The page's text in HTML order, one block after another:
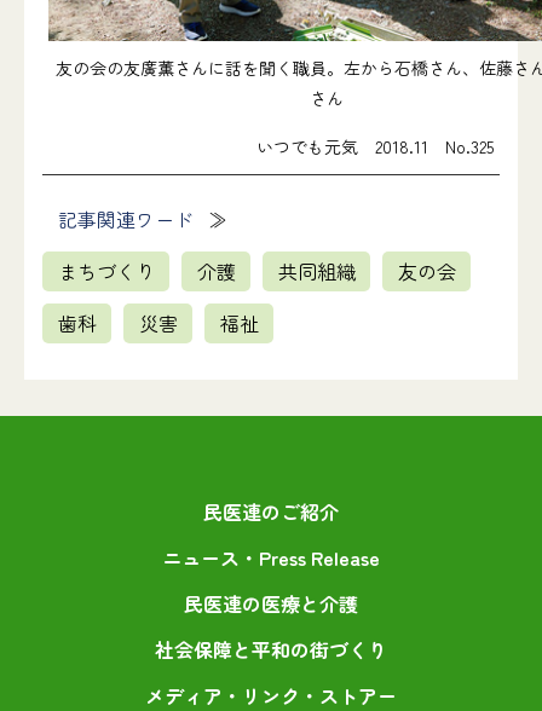
友の会の友廣薫さんに話を聞く職員。左から石橋さん、佐藤さ
さん
いつでも元気 2018.11 No.325
記事関連ワード
まちづくり
介護 共同組織
友の会
歯科
災害 福祉
民医連のご紹介
ニュース・Press Release
民医連の医療と介護
社会保障と平和の街づくり
メディア・リンク・ストアー